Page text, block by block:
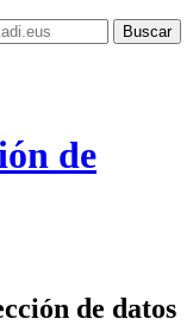
de
de datos